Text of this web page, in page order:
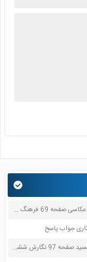
یکی از هنرمندان معاصر مورد علاقه خود را در هر رشته ای به جز عکاسی صفحه 69 فرهنگ و هنر نهم
جواب پاسخ
یکی از حکایت هایی را که تا به حال شنیده اید به زبان ساده بنویسید صفحه 97 نگارش ششم دبستان